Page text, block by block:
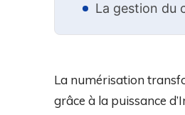
La gestion du
La numérisation
grâce à la puissance